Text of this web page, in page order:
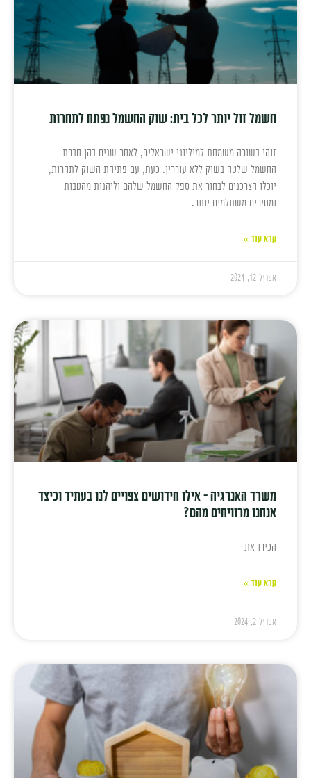
חשמל זול יותר לכל בית: שוק החשמל נפתח לתחרות
זוהי בשורה משמחת למיליוני ישראלים, לאחר שנים בהן חברת
החשמל שלטה בשוק ללא עוררין. כעת, עם פתיחת השוק לתחרות,
יוכלו הצרכנים לבחור את ספק החשמל שלהם וליהנות מהטבות
ומחירים משתלמים יותר.
קרא עוד »
אפריל 12, 2024
משרד האנרגיה – אילו חידושים צפויים לנו בעתיד וכיצד
אנחנו מרוויחים מהם?
הכירו את
קרא עוד »
אפריל 2, 2024